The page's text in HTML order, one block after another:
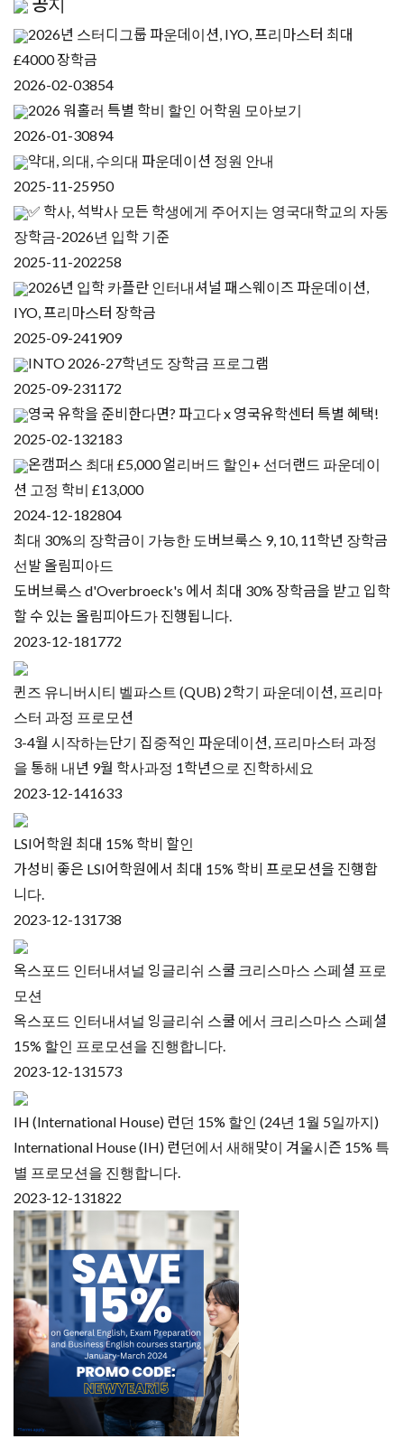
2026년 스터디그룹 파운데이션, IYO, 프리마스터 최대
£4000 장학금
2026-02-03854
2026 워홀러 특별 학비 할인 어학원 모아보기
2026-01-30894
약대, 의대, 수의대 파운데이션 정원 안내
2025-11-25950
✅ 학사, 석박사 모든 학생에게 주어지는 영국대학교의 자동
장학금-2026년 입학 기준
2025-11-202258
2026년 입학 카플란 인터내셔널 패스웨이즈 파운데이션,
IYO, 프리마스터 장학금
2025-09-241909
INTO 2026-27학년도 장학금 프로그램
2025-09-231172
영국 유학을 준비한다면? 파고다 x 영국유학센터 특별 혜택!
2025-02-132183
온캠퍼스 최대 £5,000 얼리버드 할인+ 선더랜드 파운데이
션 고정 학비 £13,000
2024-12-182804
최대 30%의 장학금이 가능한 도버브룩스 9, 10, 11학년 장학금
선발 올림피아드
도버브룩스 d'Overbroeck's 에서 최대 30% 장학금을 받고 입학
할 수 있는 올림피아드가 진행됩니다.
2023-12-181772
퀸즈 유니버시티 벨파스트 (QUB) 2학기 파운데이션, 프리마
스터 과정 프로모션
3-4월 시작하는단기 집중적인 파운데이션, 프리마스터 과정
을 통해 내년 9월 학사과정 1학년으로 진학하세요
2023-12-141633
LSI어학원 최대 15% 학비 할인
가성비 좋은 LSI어학원에서 최대 15% 학비 프로모션을 진행합
니다.
2023-12-131738
옥스포드 인터내셔널 잉글리쉬 스쿨 크리스마스 스페셜 프로
모션
옥스포드 인터내셔널 잉글리쉬 스쿨 에서 크리스마스 스페셜
15% 할인 프로모션을 진행합니다.
2023-12-131573
IH (International House) 런던 15% 할인 (24년 1월 5일까지)
International House (IH) 런던에서 새해맞이 겨울시즌 15% 특
별 프로모션을 진행합니다.
2023-12-131822